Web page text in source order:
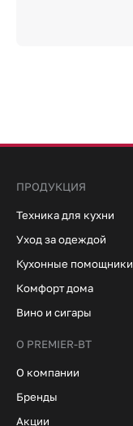
ПРОДУКЦИЯ
Техника для кухни
Уход за одеждой
Кухонные помощники
Комфорт дома
Вино и сигары
О PREMIER-BT
О компании
Бренды
Акции